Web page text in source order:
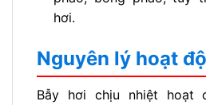
hơi.
Nguyên lý hoạt
Bẫy hơi chịu nhiệt hoạt